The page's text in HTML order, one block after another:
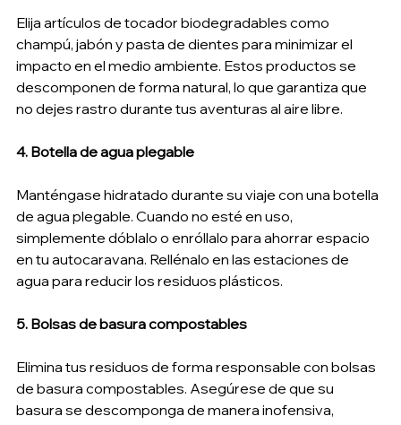
Elija artículos de tocador biodegradables como
champú, jabón y pasta de dientes para minimizar el
impacto en el medio ambiente. Estos productos se
descomponen de forma natural, lo que garantiza que
no dejes rastro durante tus aventuras al aire libre.
4. Botella de agua plegable
Manténgase hidratado durante su viaje con una botella
de agua plegable. Cuando no esté en uso,
simplemente dóblalo o enróllalo para ahorrar espacio
en tu autocaravana. Rellénalo en las estaciones de
agua para reducir los residuos plásticos.
5. Bolsas de basura compostables
Elimina tus residuos de forma responsable con bolsas
de basura compostables. Asegúrese de que su
basura se descomponga de manera inofensiva,